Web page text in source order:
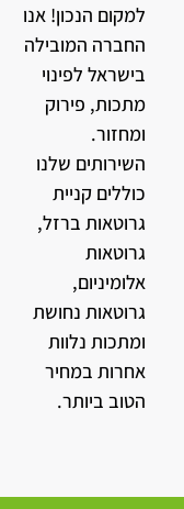
למקום הנכון! אנו
החברה המובילה
בישראל לפינוי
מתכות, פירוק
ומחזור.
השירותים שלנו
כוללים קניית
גרוטאות ברזל,
גרוטאות
אלומיניום,
גרוטאות נחושת
ומתכות נלוות
אחרות במחיר
הטוב ביותר.